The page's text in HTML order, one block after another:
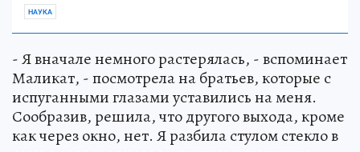
НАУКА
- Я вначале немного растерялась, - вспоминает
Маликат, - посмотрела на братьев, которые с
испуганными глазами уставились на меня.
Сообразив, решила, что другого выхода, кроме
как через окно, нет. Я разбила стулом стекло в